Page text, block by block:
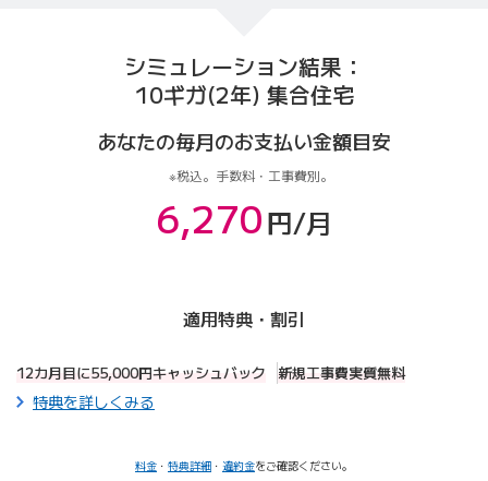
シミュレーション結果：
10ギガ(2年) 集合住宅
あなたの毎月のお支払い金額目安
税込。手数料・工事費別。
6,270円/月
適用特典・割引
12カ月目に55,000円キャッシュバック 新規工事費実質無料
特典を詳しくみる
料金 ・ 特典詳細 ・ 違約金をご確認ください。